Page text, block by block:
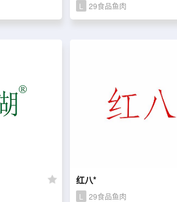
L 29食品鱼肉
红八*
L 29食品鱼肉